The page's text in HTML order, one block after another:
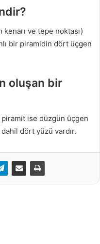
ve tepe noktası)
bir piramidin dört üçgen
oluşan bir
ise düzgün üçgen
dahil dört yüzü vardır.